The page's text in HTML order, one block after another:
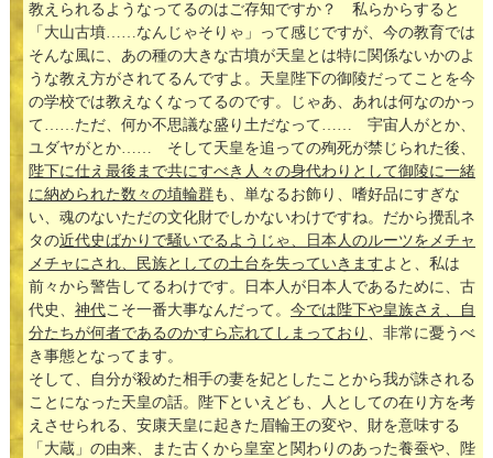
教えられるようなってるのはご存知ですか？ 私らからすると
「大山古墳……なんじゃそりゃ」って感じですが、今の教育では
そんな風に、あの種の大きな古墳が天皇とは特に関係ないかのよ
うな教え方がされてるんですよ。天皇陛下の御陵だってことを今
の学校では教えなくなってるのです。じゃあ、あれは何なのかっ
て……ただ、何か不思議な盛り土だなって…… 宇宙人がとか、
ユダヤがとか…… そして天皇を追っての殉死が禁じられた後、
陛下に仕え最後まで共にすべき人々の身代わりとして御陵に一緒
に納められた数々の埴輪群も、単なるお飾り、嗜好品にすぎな
い、魂のないただの文化財でしかないわけですね。だから攪乱ネ
タの近代史ばかりで騒いでるようじゃ、日本人のルーツをメチャ
メチャにされ、民族としての土台を失っていきますよと、私は
前々から警告してるわけです。日本人が日本人であるために、古
代史、 神代こそ一番大事なんだって。 今では陛下や皇族さえ、自
分たちが何者であるのかすら忘れてしまっており 、非常に憂うべ
き事態となってます。
そして、自分が殺めた相手の妻を妃としたことから我が誅される
ことになった天皇の話。陛下といえども、人としての在り方を考
えさせられる、安康天皇に起きた眉輪王の変や、財を意味する
「大蔵」の由来、また古くから皇室と関わりのあった養蚕や、陛